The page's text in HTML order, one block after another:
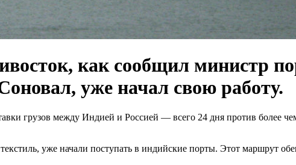
как сообщил министр
уже начал свою работу.
грузов между Индией и Россией — всего 24 дня против более
уже начали поступать в индийские порты. Этот маршрут